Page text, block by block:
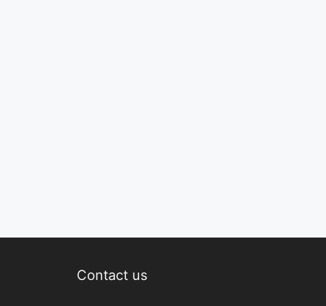
Contact us